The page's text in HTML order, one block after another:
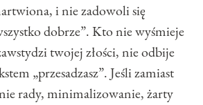
i nie zadowoli się
dobrze”. Kto nie wyśmieje
twojej złości, nie odbije
„przesadzasz”. Jeśli zamiast
rady, minimalizowanie, żarty